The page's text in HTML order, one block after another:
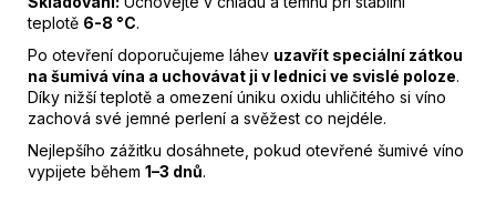
teplotě 6-8 °C.
Po otevření doporučujeme láhev uzavřít speciální zátkou
na šumivá vína a uchovávat ji v lednici ve svislé poloze.
Díky nižší teplotě a omezení úniku oxidu uhličitého si víno
zachová své jemné perlení a svěžest co nejdéle.
Nejlepšího zážitku dosáhnete, pokud otevřené šumivé víno
vypijete během 1–3 dnů.